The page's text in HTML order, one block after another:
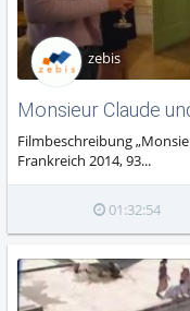
Monsieur Claude und
Filmbeschreibung
Frankreich 2014, 93...
zebis
01:32:54